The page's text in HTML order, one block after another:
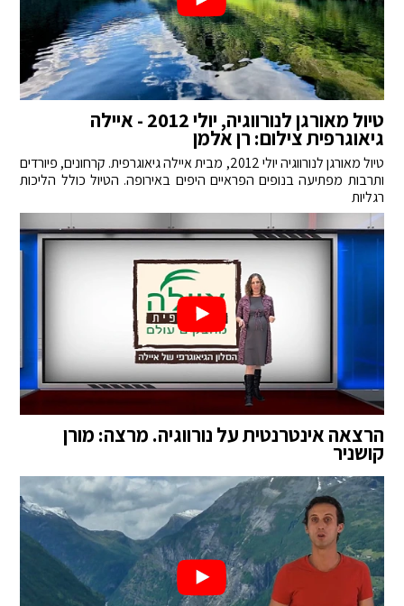
טיול מאורגן לנורווגיה, יולי 2012 - איילה
גיאוגרפית צילום: רן אלמן
טיול מאורגן לנורווגיה יולי 2012, מבית איילה גיאוגרפית. קרחונים, פיורדים
ותרבות מפתיעה בנופים הפראיים היפים באירופה. הטיול כולל הליכות
רגליות
הרצאה אינטרנטית על נורווגיה. מרצה: מורן
קושניר